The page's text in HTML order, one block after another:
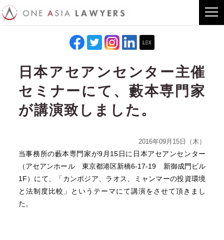
日本アセアンセンター主催
セミナーにて、藪本専門家
が講演致しました。
2016年09月15日（木）
当事務所の藪本専門家が9月15日に日本アセアンセンター
（アセアンホール 東京都港区新橋6-17-19 新御成門ビル
1F）にて、「カンボジア、ラオス、ミャンマーの投資環境
と法制度比較」というテーマにて講演をさせて頂きまし
た。